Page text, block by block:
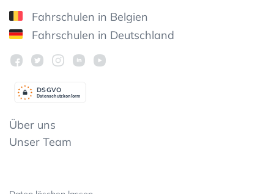
Fahrschulen in Belgien
Fahrschulen in Deutschland
Datenschutzkonform
DSGVO
Über uns
Unser Team